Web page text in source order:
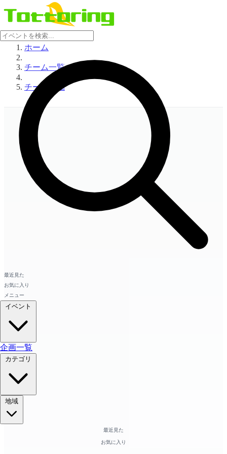
最近見た
お気に入り
メニュー
企画一覧
最近見た
お気に入り
ホーム
チーム一覧
チーム詳細